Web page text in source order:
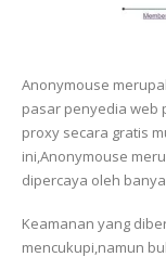
Anonymouse
pasar penyedia web
proxy secara gratis
ini,Anonymouse
dipercaya oleh
Keamanan yang
mencukupi,namun